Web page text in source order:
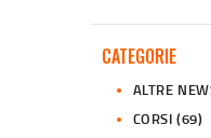
CATEGORIE
ALTRE
CORSI (69)